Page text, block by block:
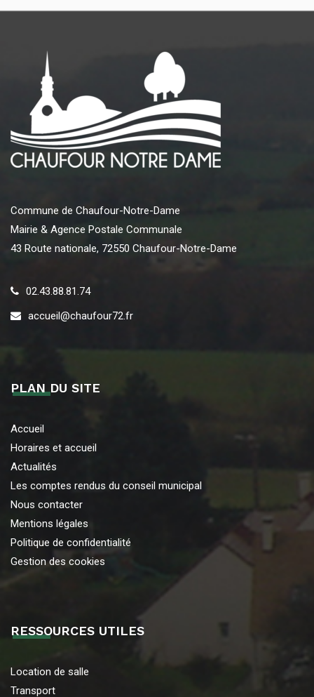
Commune de Chaufour-Notre-Dame
Mairie & Agence Postale Communale
43 Route nationale, 72550 Chaufour-Notre-Dame
02.43.88.81.74
accueil@chaufour72.fr
PLAN DU SITE
Accueil
Horaires et accueil
Actualités
Les comptes rendus du conseil municipal
Nous contacter
Mentions légales
Politique de confidentialité
Gestion des cookies
RESSOURCES UTILES
Location de salle
Transport